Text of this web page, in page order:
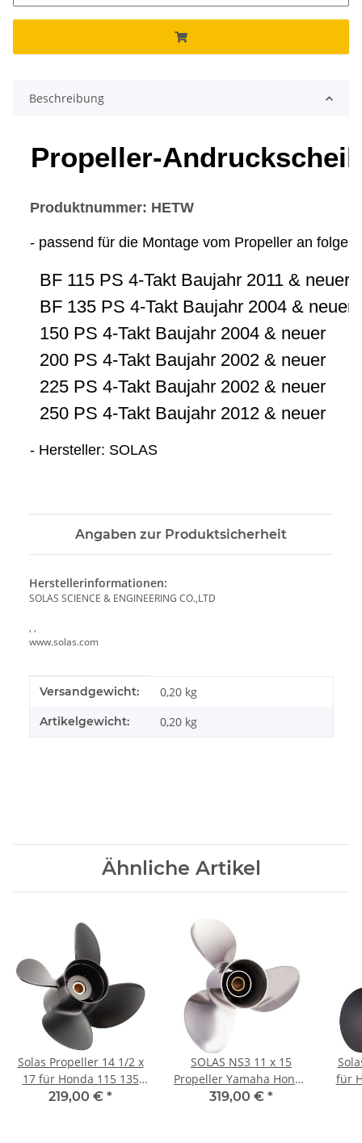
Beschreibung
Propeller-
Produktnummer: HETW
- passend für die Montage vom Propeller an
BF 115 PS 4-Takt Baujahr 2011 & neuer
BF 135 PS 4-Takt Baujahr 2004 & neuer
150 PS 4-Takt Baujahr 2004 & neuer
200 PS 4-Takt Baujahr 2002 & neuer
225 PS 4-Takt Baujahr 2002 & neuer
250 PS 4-Takt Baujahr 2012 & neuer
- Hersteller: SOLAS
Angaben zur Produktsicherheit
Herstellerinformationen:
SOLAS SCIENCE & ENGINEERING CO.,LTD
, ,
www.solas.com
Produkteigenschaft
Wert
Versandgewicht: 0,20 kg
Artikelgewicht: 0,20 kg
Ähnliche Artikel
Solas Propeller 14 1/2 x
17 für Honda 115 135
150 200 225 250 PS 4-
219,00 € *
SOLAS NS3 11 x 15
Propeller Yamaha Honda
40-60PS 3-1/2"Getr.
319,00 € *
für